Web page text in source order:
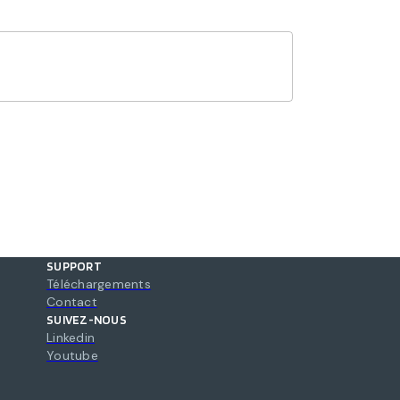
SUPPORT
Téléchargements
Contact
SUIVEZ-NOUS
Linkedin
Youtube